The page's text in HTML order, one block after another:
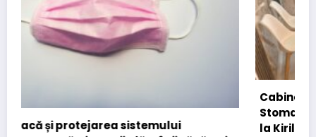
Cabinet Stomatologic specializat in Urgente
Stomatologice – interventii rapide in Bucuresti
la Kirilova Dent